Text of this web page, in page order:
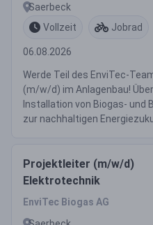
Saerbeck
Vollzeit
Jobrad
06.08.2026
Werde Teil des EnviTec-
(m/w/d) im Anlagenbau!
Installation von Biogas- und
zur nachhaltigen
Projektleiter (m/w/d)
Elektrotechnik
EnviTec Biogas AG